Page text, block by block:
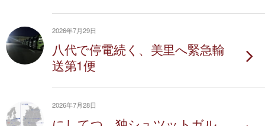
2026年7月29日
八代で停電続く、美里へ緊急輸
送第1便
2026年7月28日